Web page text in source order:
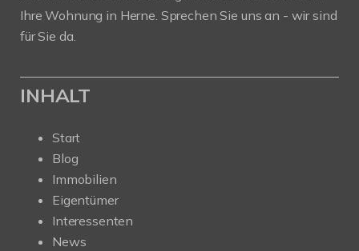
Ihre Wohnung in Herne. Sprechen Sie uns an - wir sind
für Sie da.
INHALT
Start
Blog
Immobilien
Eigentümer
Interessenten
News